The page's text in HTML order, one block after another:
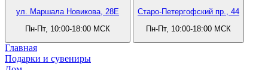
ул. Маршала Новикова, 28Е
Пн-Пт, 10:00-18:00 МСК
Старо-Петергофский пр., 44
Пн-Пт, 10:00-18:00 МСК
Главная
Подарки и сувениры